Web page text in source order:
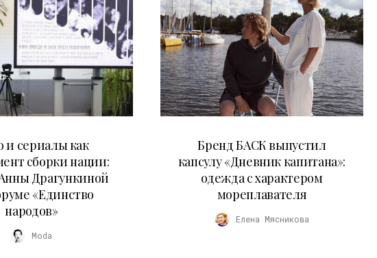
и сериалы как
сборки нации:
Драгункиной
«Единство
народов»
Moda
Бренд БАСК выпустил
капсулу «Дневник капитана»:
одежда с характером
мореплавателя
Елена Мясникова